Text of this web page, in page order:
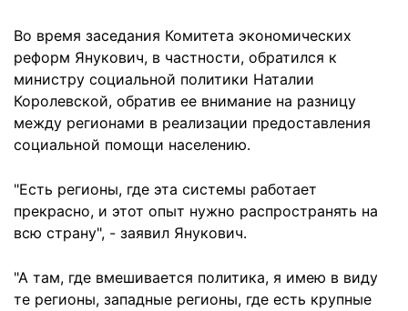
Во время заседания Комитета экономических
реформ Янукович, в частности, обратился к
министру социальной политики Наталии
Королевской, обратив ее внимание на разницу
между регионами в реализации предоставления
социальной помощи населению.
"Есть регионы, где эта системы работает
прекрасно, и этот опыт нужно распространять на
всю страну", - заявил Янукович.
"А там, где вмешивается политика, я имею в виду
те регионы, западные регионы, где есть крупные